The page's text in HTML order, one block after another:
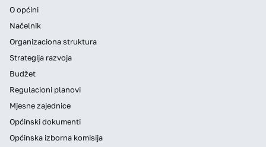
O općini
Načelnik
Organizaciona struktura
Strategija razvoja
Budžet
Regulacioni planovi
Mjesne zajednice
Općinski dokumenti
Općinska izborna komisija